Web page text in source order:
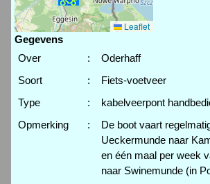
Leaflet
Gegevens
Over
:
Oderhaff
Soort
:
Fiets-voetveer
Type
:
kabelveerpont
Opmerking
:
De boot vaart
Ueckermunde naar
en één maal per week
naar Swinemunde (in